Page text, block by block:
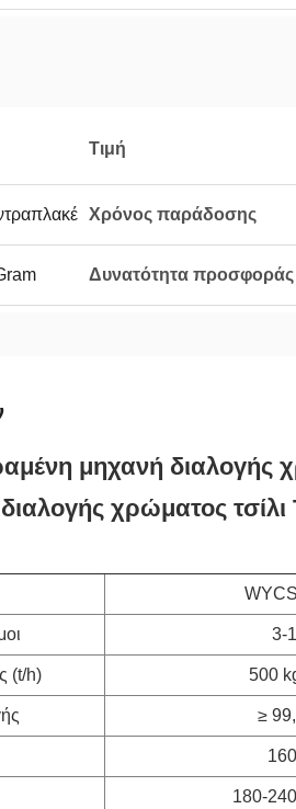
Τιμή
Χρόνος παράδοσης
Δυνατότητα προσφοράς
μηχανή διαλογής
χρώματος
3-
(t/h) 500
≥
180-